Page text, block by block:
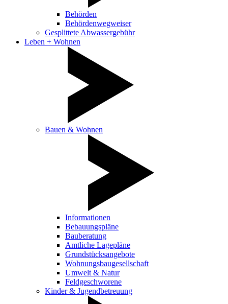
Behörden
Behördenwegweiser
Gesplittete Abwassergebühr
Leben + Wohnen
Bauen & Wohnen
Informationen
Bebauungspläne
Bauberatung
Amtliche Lagepläne
Grundstücksangebote
Wohnungsbaugesellschaft
Umwelt & Natur
Feldgeschworene
Kinder & Jugendbetreuung